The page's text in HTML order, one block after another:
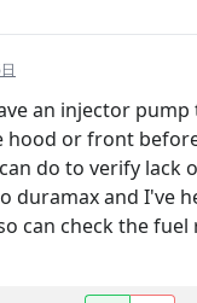
an injector
or front
do to verify
duramax and I've
can check the